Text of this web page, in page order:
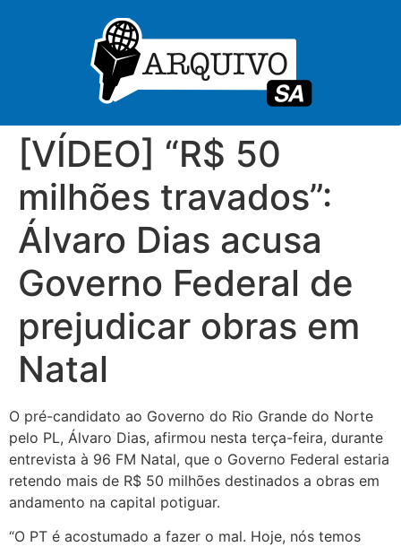
[VÍDEO] “R$ 50
milhões travados”:
Álvaro Dias acusa
Governo Federal de
prejudicar obras em
Natal
O pré-candidato ao Governo do Rio Grande do Norte
pelo PL, Álvaro Dias, afirmou nesta terça-feira, durante
entrevista à 96 FM Natal, que o Governo Federal estaria
retendo mais de R$ 50 milhões destinados a obras em
andamento na capital potiguar.
“O PT é acostumado a fazer o mal. Hoje, nós temos